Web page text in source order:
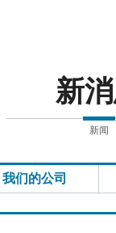
新
新闻
我们的公司